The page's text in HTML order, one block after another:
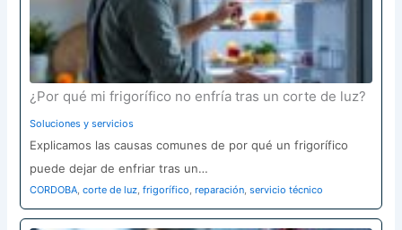
¿Por qué mi frigorífico no enfría tras un corte de luz?
Soluciones y servicios
Explicamos las causas comunes de por qué un frigorífico
puede dejar de enfriar tras un…
CORDOBA ,corte de luz ,frigorífico ,reparación ,servicio técnico